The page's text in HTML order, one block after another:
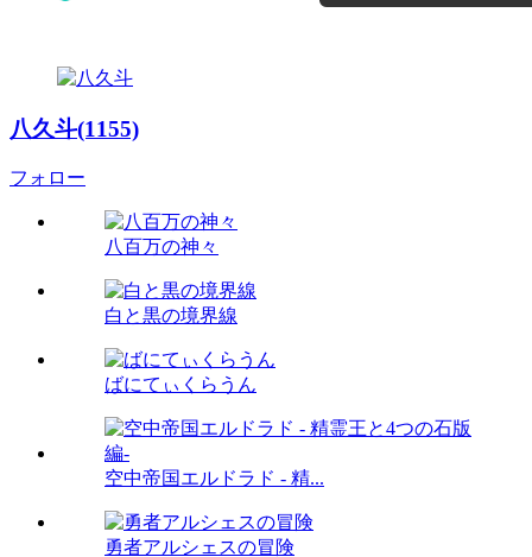
八久斗(1155)
フォロー
八百万の神々
白と黒の境界線
ばにてぃくらうん
空中帝国エルドラド - 精...
勇者アルシェスの冒険